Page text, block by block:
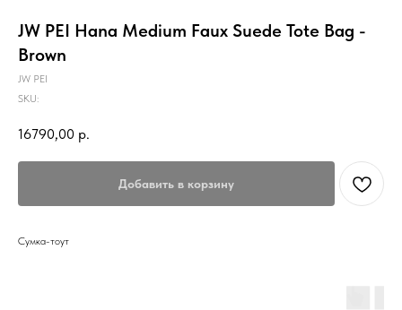
JW PEI Hana Medium Faux Suede Tote Bag -
Brown
JW PEI
SKU:
16790,00 р.
Добавить в корзину
Сумка-тоут